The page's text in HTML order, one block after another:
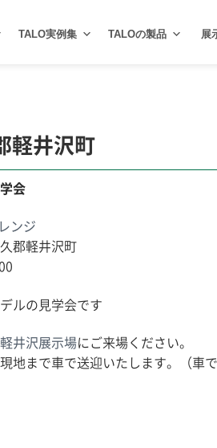
TALO実例集 TALOの製品 展
軽井沢町
会
ンジ
郡軽井沢町
ルの見学会です
軽井沢展示場にご来場ください。
地まで車で送迎いたします。（車で